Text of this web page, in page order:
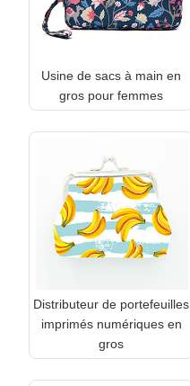
Usine de sacs à main en
gros pour femmes
Distributeur de portefeuilles
imprimés numériques en
gros